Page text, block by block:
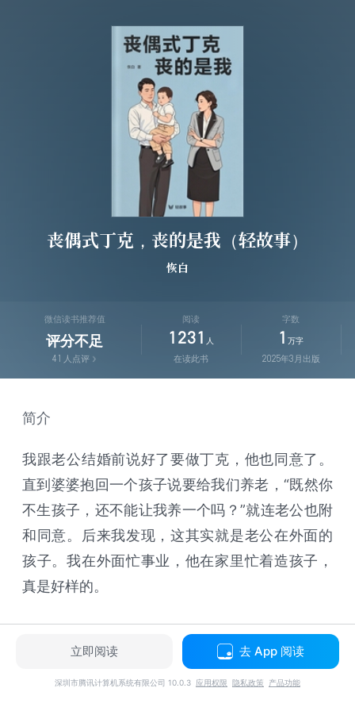
丧偶式丁克，丧的是我（轻故事）
恢白
微信读书推荐值
评分不足
41 人点评
阅读
1231 人
在读此书
字数
1 万字
2025年3月出版
简介
我跟老公结婚前说好了要做丁克，他也同意了。
直到婆婆抱回一个孩子说要给我们养老，“既然你
不生孩子，还不能让我养一个吗？”就连老公也附
和同意。后来我发现，这其实就是老公在外面的
孩子。我在外面忙事业，他在家里忙着造孩子，
真是好样的。
立即阅读 去 App 阅读
深圳市腾讯计算机系统有限公司 10.0.3 应用权限 隐私政策 产品功能